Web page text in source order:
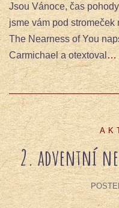
Jsou Vánoce, čas
jsme vám pod
The Nearness of You
Carmichael a otextoval…
2. adventní